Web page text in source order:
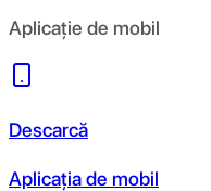
Aplicație de mobil
Descarcă
Aplicația de mobil